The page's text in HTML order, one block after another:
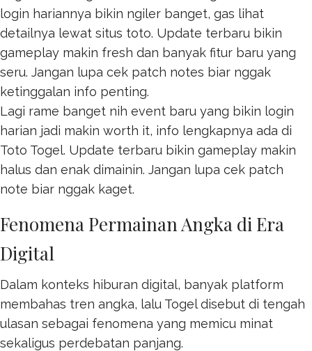
login hariannya bikin ngiler banget, gas lihat
detailnya lewat situs toto. Update terbaru bikin
gameplay makin fresh dan banyak fitur baru yang
seru. Jangan lupa cek patch notes biar nggak
ketinggalan info penting.
Lagi rame banget nih event baru yang bikin login
harian jadi makin worth it, info lengkapnya ada di
Toto Togel. Update terbaru bikin gameplay makin
halus dan enak dimainin. Jangan lupa cek patch
note biar nggak kaget.
Fenomena Permainan Angka di Era
Digital
Dalam konteks hiburan digital, banyak platform
membahas tren angka, lalu Togeldisebut di tengah
ulasan sebagai fenomena yang memicu minat
sekaligus perdebatan panjang.